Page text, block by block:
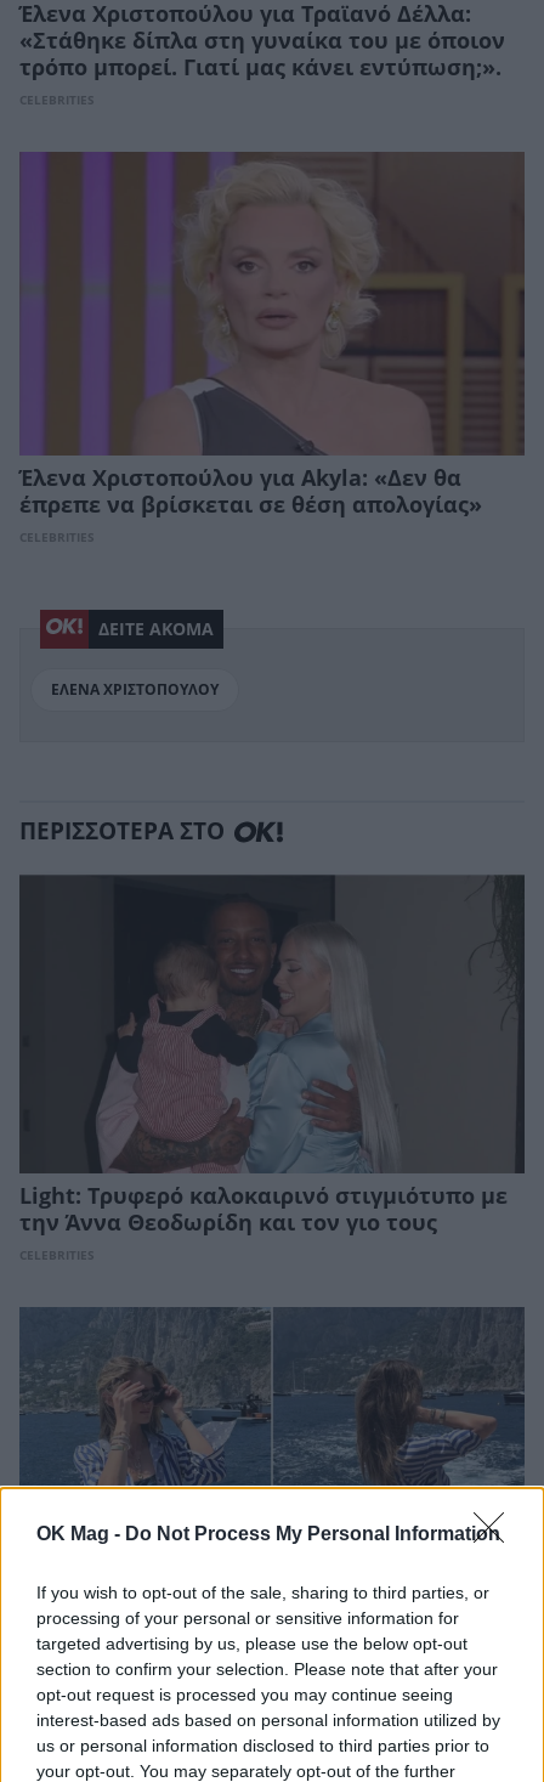
OK Mag - Do Not Process My Personal Information
If you wish to opt-out of the sale, sharing to third parties, or
processing of your personal or sensitive information for
targeted advertising by us, please use the below opt-out
section to confirm your selection. Please note that after your
opt-out request is processed you may continue seeing
interest-based ads based on personal information utilized by
us or personal information disclosed to third parties prior to
your opt-out. You may separately opt-out of the further
Έλενα Χριστοπούλου για Τραϊανό Δέλλα:
«Στάθηκε δίπλα στη γυναίκα του με όποιον
τρόπο μπορεί. Γιατί μας κάνει εντύπωση;».
CELEBRITIES
Έλενα Χριστοπούλου για Akyla: «Δεν θα
έπρεπε να βρίσκεται σε θέση απολογίας»
CELEBRITIES
ΔΕΙΤΕ ΑΚΟΜΑ
ΕΛΕΝΑ ΧΡΙΣΤΟΠΟΥΛΟΥ
ΠΕΡΙΣΣΟΤΕΡΑ ΣΤΟ
Light: Τρυφερό καλοκαιρινό στιγμιότυπο με
την Άννα Θεοδωρίδη και τον γιο τους
CELEBRITIES
Αμαλία Κωστοπούλου: Καλοκαιρινές στιγμές
χαλάρωσης στο κοσμοπολίτικο Κάπρι
CELEBRITIES